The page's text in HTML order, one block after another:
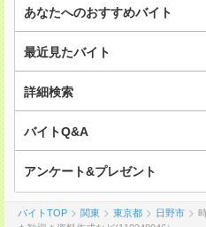
あなたへのおすすめバイト
最近見たバイト
詳細検索
バイトQ&A
アンケート&プレゼント
バイトTOP 関東 東京都 日野市